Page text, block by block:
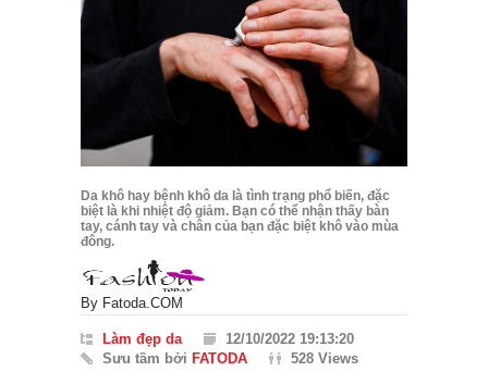
Da khô hay bệnh khô da là tình trạng phổ biến, đặc
biệt là khi nhiệt độ giảm. Bạn có thể nhận thấy bàn
tay, cánh tay và chân của bạn đặc biệt khô vào mùa
đông.
By Fatoda.COM
Làm đẹp da
12/10/2022 19:13:20
Sưu tầm bởi FATODA 528 Views